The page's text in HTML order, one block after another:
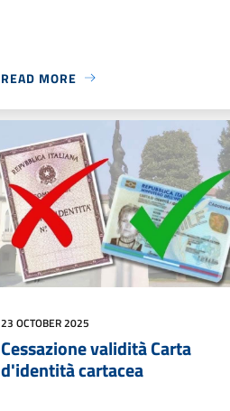
READ MORE
23 OCTOBER 2025
Cessazione validità Carta
d'identità cartacea